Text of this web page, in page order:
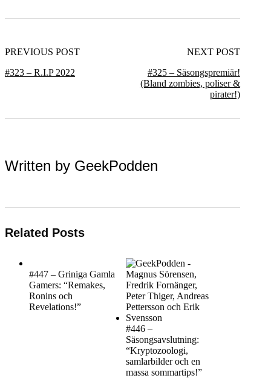
PREVIOUS POST
#323 – R.I.P 2022
NEXT POST
#325 – Säsongspremiär!
(Bland zombies, poliser &
pirater!)
Written by GeekPodden
Related Posts
#447 – Griniga Gamla
Gamers: “Remakes,
Ronins och
Revelations!”
#446 –
Säsongsavslutning:
“Kryptozoologi,
samlarbilder och en
massa sommartips!”